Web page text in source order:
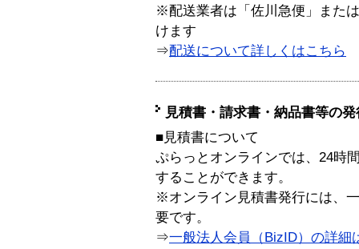
※配送業者は「佐川急便」また
けます
⇒配送について詳しくはこちら
見積書・請求書・納品書等の
■見積書について
ぷらっとオンラインでは、24時
することができます。
※オンライン見積書発行には、
要です。
⇒一般法人会員（BizID）の詳細